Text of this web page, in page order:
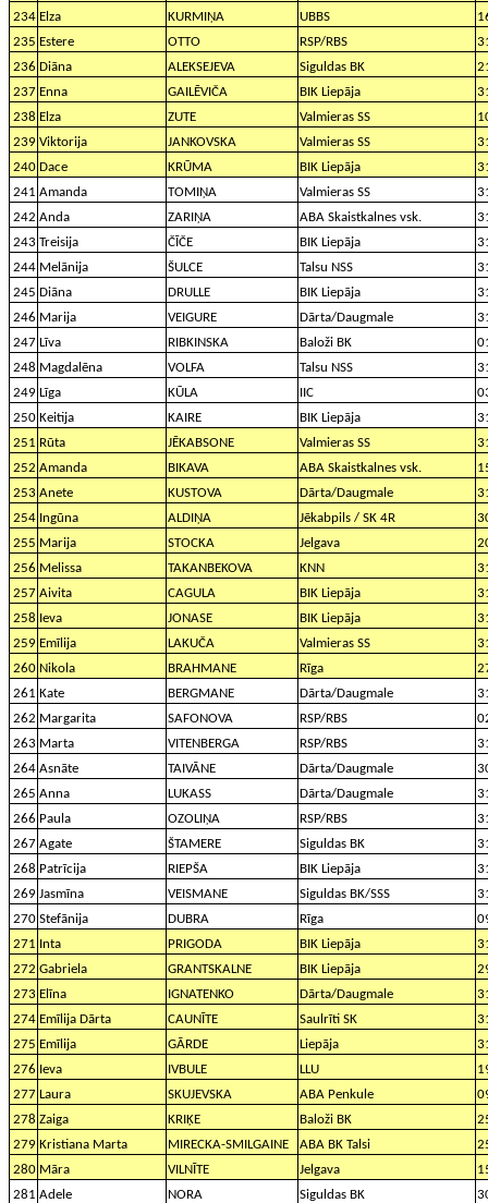
234 Elza KURMIŅA UBBS
235 Estere OTTO RSP/RBS
236 Diāna ALEKSEJEVA Siguldas BK
237 Enna GAILĒVIČA BIK Liepāja
238 Elza ZUTE Valmieras SS
239 Viktorija JANKOVSKA Valmieras SS
240 Dace KRŪMA BIK Liepāja
241 Amanda TOMIŅA Valmieras SS
242 Anda ZARIŅA ABA Skaistkalnes vsk.
243 Treisija ČĪČE BIK Liepāja
244 Melānija ŠULCE Talsu NSS
245 Diāna DRULLE BIK Liepāja
246 Marija VEIGURE Dārta/Daugmale
247 Līva RIBKINSKA Baloži BK
248 Magdalēna VOLFA Talsu NSS
249 Līga KŪLA IIC
250 Keitija KAIRE BIK Liepāja
251 Rūta JĒKABSONE Valmieras SS
252 Amanda BIKAVA ABA Skaistkalnes vsk.
253 Anete KUSTOVA Dārta/Daugmale
254 Ingūna ALDIŅA Jēkabpils / SK 4R
255 Marija STOCKA Jelgava
256 Melissa TAKANBEKOVA KNN
257 Aivita CAGULA BIK Liepāja
258 Ieva JONASE BIK Liepāja
259 Emīlija LAKUČA Valmieras SS
260 Nikola BRAHMANE Rīga
261 Kate BERGMANE Dārta/Daugmale
262 Margarita SAFONOVA RSP/RBS
263 Marta VITENBERGA RSP/RBS
264 Asnāte TAIVĀNE Dārta/Daugmale
265 Anna LUKASS Dārta/Daugmale
266 Paula OZOLIŅA RSP/RBS
267 Agate ŠTAMERE Siguldas BK
268 Patrīcija RIEPŠA BIK Liepāja
269 Jasmīna VEISMANE Siguldas BK/SSS
270 Stefānija DUBRA Rīga
271 Inta PRIGODA BIK Liepāja
272 Gabriela GRANTSKALNE BIK Liepāja
273 Elīna IGNATENKO Dārta/Daugmale
274 Emīlija Dārta CAUNĪTE Saulrīti SK
275 Emīlija GĀRDE Liepāja
276 Ieva IVBULE LLU
277 Laura SKUJEVSKA ABA Penkule
278 Zaiga KRIĶE Baloži BK
279 Kristiana Marta MIRECKA-SMILGAINE ABA BK Talsi
280 Māra VILNĪTE Jelgava
281 Adele NORA Siguldas BK